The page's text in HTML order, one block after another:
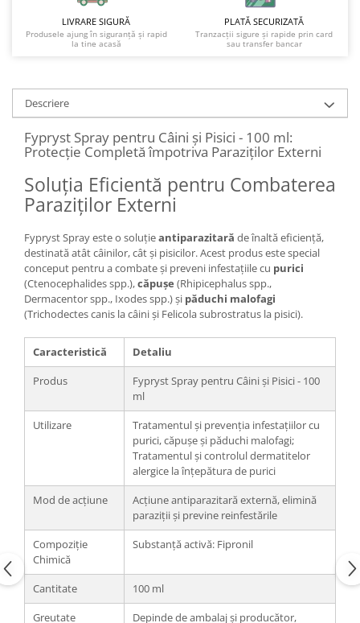
LIVRARE SIGURĂ
Produsele ajung în siguranță și rapid
la tine acasă
PLATĂ SECURIZATĂ
Tranzacții sigure și rapide prin card
sau transfer bancar
Descriere
Fypryst Spray pentru Câini și Pisici - 100 ml:
Protecție Completă împotriva Paraziților Externi
Soluția Eficientă pentru Combaterea
Paraziților Externi
Fypryst Spray este o soluțieantiparazitară de înaltă eficiență,
destinată atât câinilor, cât și pisicilor. Acest produs este special
conceput pentru a combate și preveni infestațiile cu purici
(Ctenocephalides spp.),căpușe (Rhipicephalus spp.,
Dermacentor spp., Ixodes spp.) și păduchi malofagi
(Trichodectes canis la câini și Felicola subrostratus la pisici).
Caracteristică
Detaliu
Produs
Fypryst Spray pentru Câini și Pisici - 100
ml
Utilizare
Tratamentul și prevenția infestațiilor cu
purici, căpușe și păduchi malofagi;
Tratamentul și controlul dermatitelor
alergice la înțepătura de purici
Mod de acțiune
Acțiune antiparazitară externă, elimină
paraziții și previne reinfestările
Compoziție
Chimică
Substanță activă: Fipronil
Cantitate
100 ml
Greutate
Depinde de ambalaj și producător,